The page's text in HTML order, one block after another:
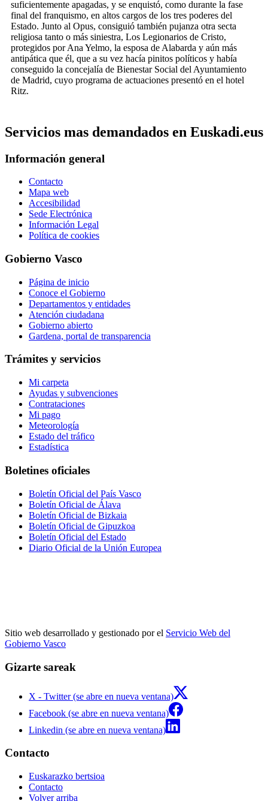
suficientemente apagadas, y se enquistó, como durante la fase
final del franquismo, en altos cargos de los tres poderes del
Estado. Junto al Opus, consiguió también pujanza otra secta
religiosa tanto o más siniestra, Los Legionarios de Cristo,
protegidos por Ana Yelmo, la esposa de Alabarda y aún más
antipática que él, que a su vez hacía pinitos políticos y había
conseguido la concejalía de Bienestar Social del Ayuntamiento
de Madrid, cuyo programa de actuaciones presentó en el hotel
Ritz.
Servicios mas demandados en Euskadi.eus
Información general
Contacto
Mapa web
Accesibilidad
Sede Electrónica
Información Legal
Política de cookies
Gobierno Vasco
Página de inicio
Conoce el Gobierno
Departamentos y entidades
Atención ciudadana
Gobierno abierto
Gardena, portal de transparencia
Trámites y servicios
Mi carpeta
Ayudas y subvenciones
Contrataciones
Mi pago
Meteorología
Estado del tráfico
Estadística
Boletines oficiales
Boletín Oficial del País Vasco
Boletín Oficial de Álava
Boletín Oficial de Bizkaia
Boletín Oficial de Gipuzkoa
Boletín Oficial del Estado
Diario Oficial de la Unión Europea
Sitio web desarrollado y gestionado por el Servicio Web del
Gobierno Vasco
Gizarte sareak
X - Twitter (se abre en nueva ventana)
Facebook (se abre en nueva ventana)
Linkedin (se abre en nueva ventana)
Contacto
Euskarazko bertsioa
Contacto
Volver arriba